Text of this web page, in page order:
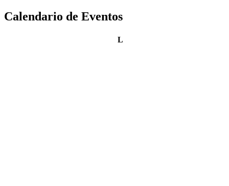
Calendario de Eventos
Llunes